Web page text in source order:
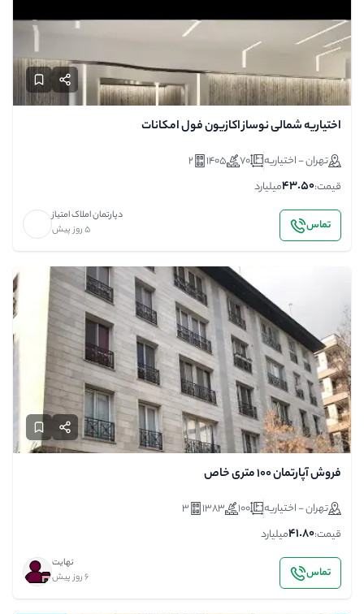
قیمت:22میلیارد
تماس
معتمد
2 ساعت پیش
اختیاریه شمالی نوساز اکازیون فول امکانات
تهران - اختیاریه 70
1405
2
قیمت:43.50میلیارد
تماس
دپارتمان املاک امتیاز
5 روز پیش
فروش آپارتمان ۱۰۰ متری خاص
تهران - اختیاریه 100
1383
3
قیمت:41.80میلیارد
تماس
نهایت
6 روز پیش